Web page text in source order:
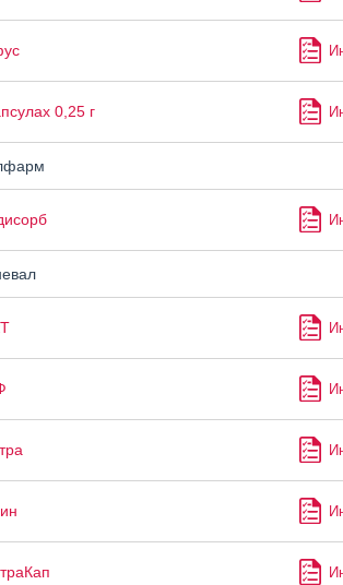
0,25 г